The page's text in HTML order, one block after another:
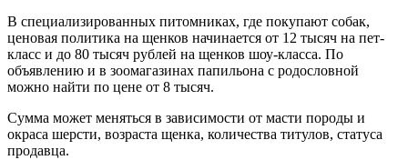
В специализированных питомниках, где покупают собак,
ценовая политика на щенков начинается от 12 тысяч на пет-
класс и до 80 тысяч рублей на щенков шоу-класса. По
объявлению и в зоомагазинах папильона с родословной
можно найти по цене от 8 тысяч.
Сумма может меняться в зависимости от масти породы и
окраса шерсти, возраста щенка, количества титулов, статуса
продавца.